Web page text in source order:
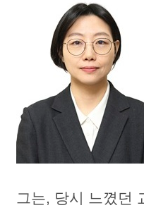
그는, 당시 느꼈던